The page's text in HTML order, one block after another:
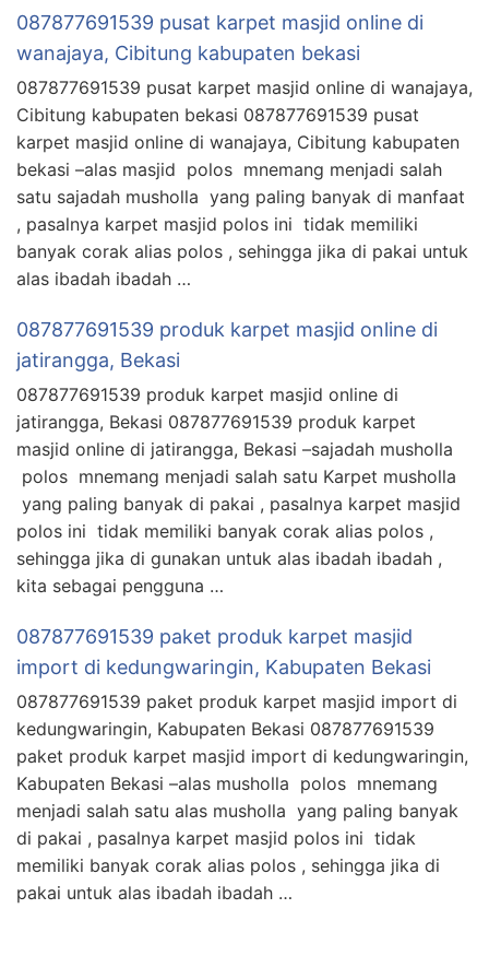
087877691539 pusat karpet masjid online di
wanajaya, Cibitung kabupaten bekasi
087877691539 pusat karpet masjid online di wanajaya,
Cibitung kabupaten bekasi 087877691539 pusat
karpet masjid online di wanajaya, Cibitung kabupaten
bekasi –alas masjid polos mnemang menjadi salah
satu sajadah musholla yang paling banyak di manfaat
, pasalnya karpet masjid polos ini tidak memiliki
banyak corak alias polos , sehingga jika di pakai untuk
alas ibadah ibadah …
087877691539 produk karpet masjid online di
jatirangga, Bekasi
087877691539 produk karpet masjid online di
jatirangga, Bekasi 087877691539 produk karpet
masjid online di jatirangga, Bekasi –sajadah musholla
polos mnemang menjadi salah satu Karpet musholla
yang paling banyak di pakai , pasalnya karpet masjid
polos ini tidak memiliki banyak corak alias polos ,
sehingga jika di gunakan untuk alas ibadah ibadah ,
kita sebagai pengguna …
087877691539 paket produk karpet masjid
import di kedungwaringin, Kabupaten Bekasi
087877691539 paket produk karpet masjid import di
kedungwaringin, Kabupaten Bekasi 087877691539
paket produk karpet masjid import di kedungwaringin,
Kabupaten Bekasi –alas musholla polos mnemang
menjadi salah satu alas musholla yang paling banyak
di pakai , pasalnya karpet masjid polos ini tidak
memiliki banyak corak alias polos , sehingga jika di
pakai untuk alas ibadah ibadah …